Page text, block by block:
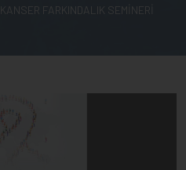
KANSER FARKINDALIK SEMİNERİ